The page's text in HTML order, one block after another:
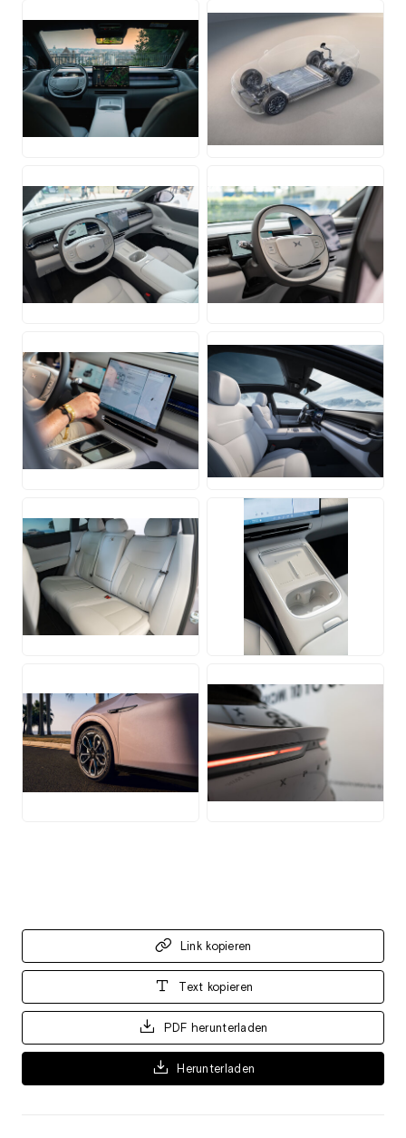
JPG
JPG JPG
JPG JPG
JPG
JPG
Link kopieren
Text kopieren
PDF herunterladen
Herunterladen